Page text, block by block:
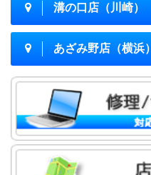
溝の口店（川崎）
あざみ野店（横浜）